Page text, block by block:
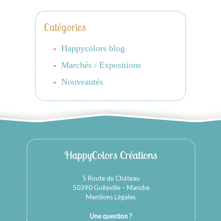
Catégories
Happycolors blog
Marchés / Expositions
Nouveautés
HappyColors Créations
5 Route du Château
50390 Golleville – Manche
Mentions Légales
Une question ?